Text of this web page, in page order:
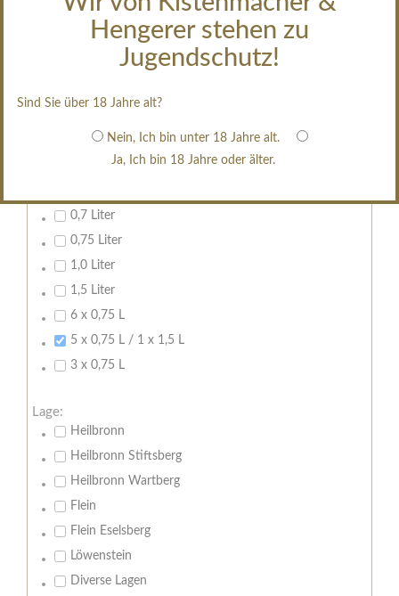
Hengerer stehen zu
Jugendschutz!
Sind Sie über 18 Jahre alt?
Nein, Ich bin unter 18 Jahre alt.
Ja, Ich bin 18 Jahre oder älter.
restsüß
edelsüß
im Holzfass gereift
erfrischend, nicht zu süß
0,7 Liter
0,75 Liter
1,0 Liter
1,5 Liter
6 x 0,75 L
5 x 0,75 L / 1 x 1,5 L
3 x 0,75 L
Lage:
Heilbronn
Heilbronn Stiftsberg
Heilbronn Wartberg
Flein
Flein Eselsberg
Löwenstein
Diverse Lagen